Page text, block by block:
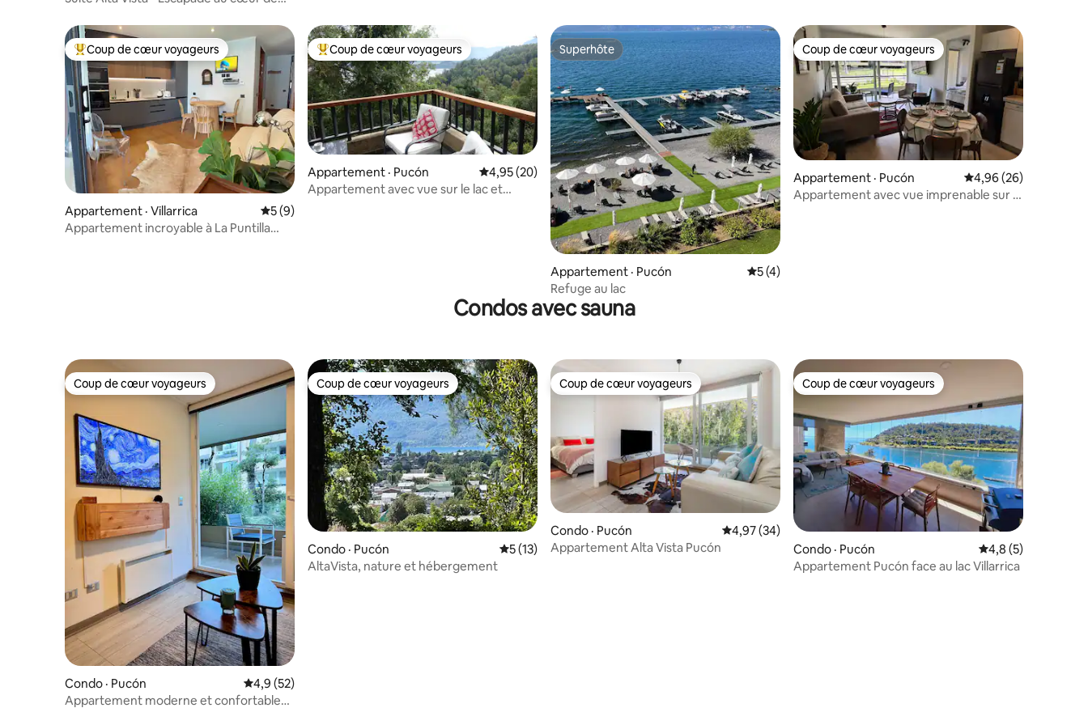
Coup de cœur voyageurs parmi les plus aimés
Coup de cœur voyageurs
Appartement · Villarrica Note moyenne de 5 sur 5, 9 commentaires
5 (9)
Appartement incroyable à La Puntilla
Coup de cœur voyageurs parmi les plus aimés
Coup de cœur voyageurs
Appartement · Pucón Note moyenne de 4,95 sur 5, 20 commentaires
4,95 (20)
Appartement avec vue sur le lac et
Superhôte
Superhôte
Appartement · Pucón Note moyenne de 5 sur 5, 4 commentaires
5 (4)
Refuge au lac
Coup de cœur voyageurs
Coup de cœur voyageurs
Appartement · Pucón Note moyenne de
4,96 (26)
Appartement avec vue imprenable sur le
Condos avec sauna
Coup de cœur voyageurs
Coup de cœur voyageurs
Condo · Pucón Note moyenne de 4,9 sur 5, 52 commentaires
4,9 (52)
Appartement moderne et confortable
Coup de cœur voyageurs
Coup de cœur voyageurs
Condo · Pucón Note moyenne de 5 sur 5, 13 commentaires
5 (13)
AltaVista, nature et hébergement
Coup de cœur voyageurs
Coup de cœur voyageurs
Condo · Pucón Note moyenne de 4,97 sur 5, 34 commentaires
4,97 (34)
Appartement Alta Vista Pucón
Coup de cœur voyageurs
Coup de cœur voyageurs
Condo · Pucón Note moyenne de
4,8 (5)
Appartement Pucón face au lac Villarrica